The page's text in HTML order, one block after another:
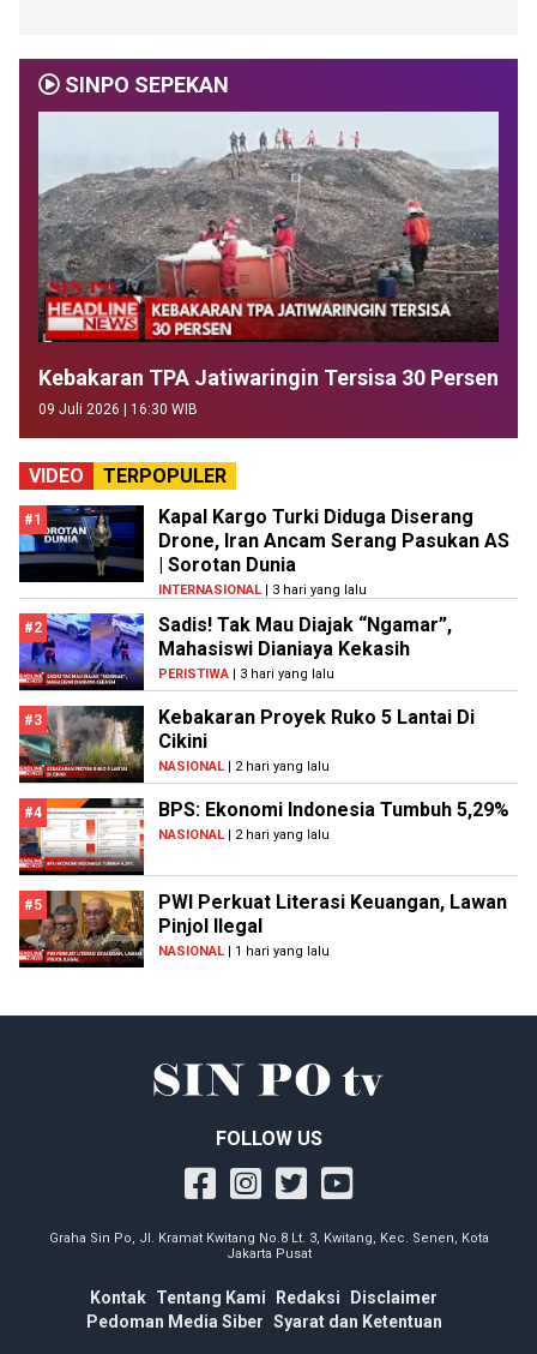
SINPO SEPEKAN
Kebakaran TPA Jatiwaringin Tersisa 30 Persen
09 Juli 2026 | 16:30 WIB
VIDEO TERPOPULER
#1
Kapal Kargo Turki Diduga Diserang
Drone, Iran Ancam Serang Pasukan AS
| Sorotan Dunia
INTERNASIONAL | 3 hari yang lalu
#2
Sadis! Tak Mau Diajak “Ngamar”,
Mahasiswi Dianiaya Kekasih
PERISTIWA | 3 hari yang lalu
#3
Kebakaran Proyek Ruko 5 Lantai Di
Cikini
NASIONAL | 2 hari yang lalu
#4 BPS: Ekonomi Indonesia Tumbuh 5,29%
NASIONAL | 2 hari yang lalu
#5
PWI Perkuat Literasi Keuangan, Lawan
Pinjol Ilegal
NASIONAL | 1 hari yang lalu
FOLLOW US
Graha Sin Po, Jl. Kramat Kwitang No.8 Lt. 3, Kwitang, Kec. Senen, Kota
Jakarta Pusat
Kontak Tentang Kami Redaksi
Disclaimer
Pedoman Media Siber Syarat dan Ketentuan